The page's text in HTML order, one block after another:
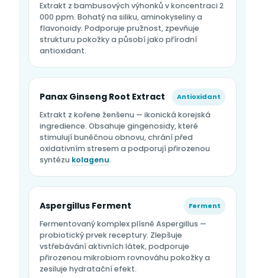
Extrakt z bambusových výhonků v koncentraci 2
000 ppm. Bohatý na siliku, aminokyseliny a
flavonoidy. Podporuje pružnost, zpevňuje
strukturu pokožky a působí jako přírodní
antioxidant.
Panax Ginseng Root Extract Antioxidant
Extrakt z kořene ženšenu — ikonická korejská
ingredience. Obsahuje gingenosidy, které
stimulují buněčnou obnovu, chrání před
oxidativním stresem a podporují přirozenou
syntézu kolagenu.
Aspergillus Ferment Ferment
Fermentovaný komplex plísně Aspergillus —
probiotický prvek receptury. Zlepšuje
vstřebávání aktivních látek, podporuje
přirozenou mikrobiom rovnováhu pokožky a
zesiluje hydratační efekt.